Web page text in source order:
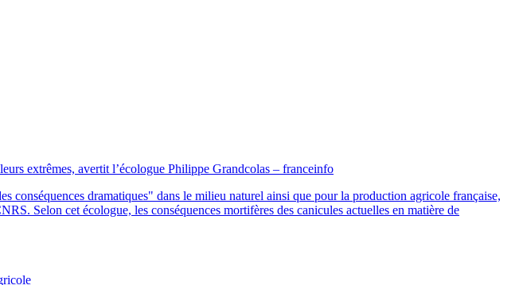
extrêmes, avertit l’écologue Philippe Grandcolas – franceinfo
conséquences dramatiques" dans le milieu naturel ainsi que pour la production agricole française,
Selon cet écologue, les conséquences mortifères des canicules actuelles en matière de